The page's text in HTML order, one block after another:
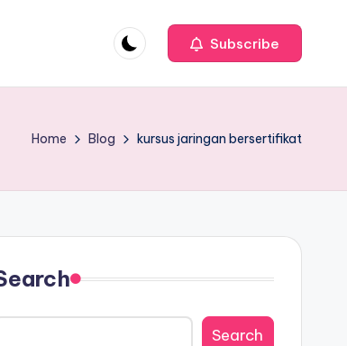
Subscribe
Home Blog kursus jaringan bersertifikat
Search